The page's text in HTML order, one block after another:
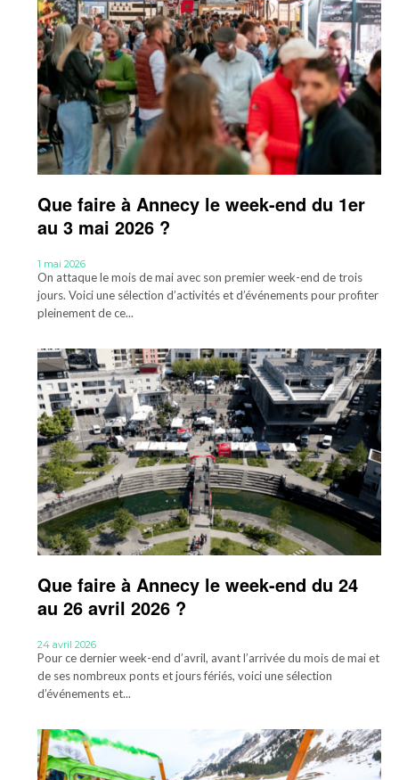
Que faire à Annecy le week-end du 1er
au 3 mai 2026 ?
1 mai 2026
On attaque le mois de mai avec son premier week-end de trois
jours. Voici une sélection d’activités et d’événements pour profiter
pleinement de ce...
Que faire à Annecy le week-end du 24
au 26 avril 2026 ?
24 avril 2026
Pour ce dernier week-end d’avril, avant l’arrivée du mois de mai et
de ses nombreux ponts et jours fériés, voici une sélection
d’événements et...